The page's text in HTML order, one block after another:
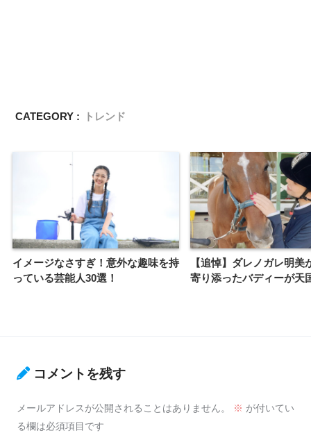
CATEGORY : トレンド
イメージなさすぎ！意外な趣味を持
っている芸能人30選！
【追悼】ダレノガレ明美
寄り添ったバディーが天
コメントを残す
メールアドレスが公開されることはありません。 ※ が付いてい
る欄は必須項目です